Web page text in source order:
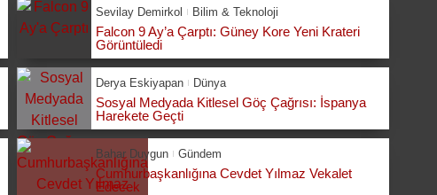
Sevilay Demirkol Bilim & Teknoloji
Falcon 9 Ay’a Çarptı: Güney Kore Yeni Krateri
Görüntüledi
Derya Eskiyapan Dünya
Sosyal Medyada Kitlesel Göç Çağrısı: İspanya
Harekete Geçti
Bahar Duygun Gündem
Cumhurbaşkanlığına Cevdet Yılmaz Vekalet
Edecek